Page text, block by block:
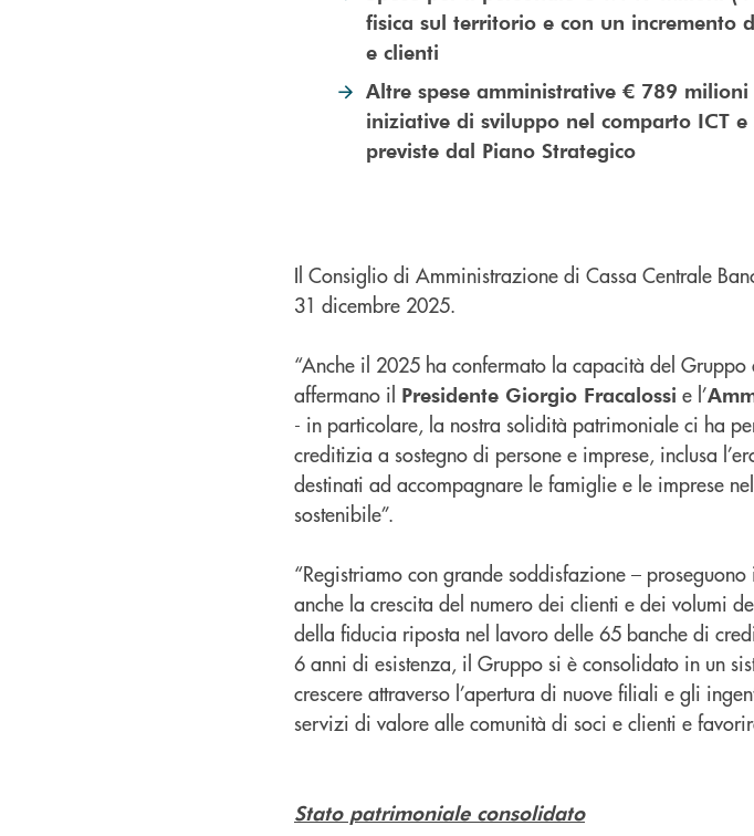
fisica sul territorio e con un incremento
e clienti
Altre spese amministrative € 789
iniziative di sviluppo nel comparto ICT
previste dal Piano Strategico
Il Consiglio di Amministrazione di Cassa Centrale
31 dicembre 2025.
“Anche il 2025 ha confermato la capacità del
affermano il Presidente Giorgio Fracalossi e l’
- in particolare, la nostra solidità patrimoniale ci ha
creditizia a sostegno di persone e imprese, inclusa
destinati ad accompagnare le famiglie e le imprese
sostenibile”.
“Registriamo con grande soddisfazione –
anche la crescita del numero dei clienti e dei volumi
della fiducia riposta nel lavoro delle 65 banche di
6 anni di esistenza, il Gruppo si è consolidato in un
crescere attraverso l’apertura di nuove filiali e gli
servizi di valore alle comunità di soci e clienti e
Stato patrimoniale consolidato